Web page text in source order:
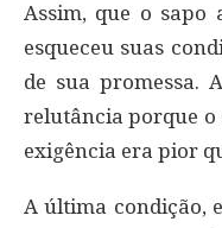
Assim, que o sapo
esqueceu suas
de sua promessa.
relutância porque o
exigência era pior
A última condição,